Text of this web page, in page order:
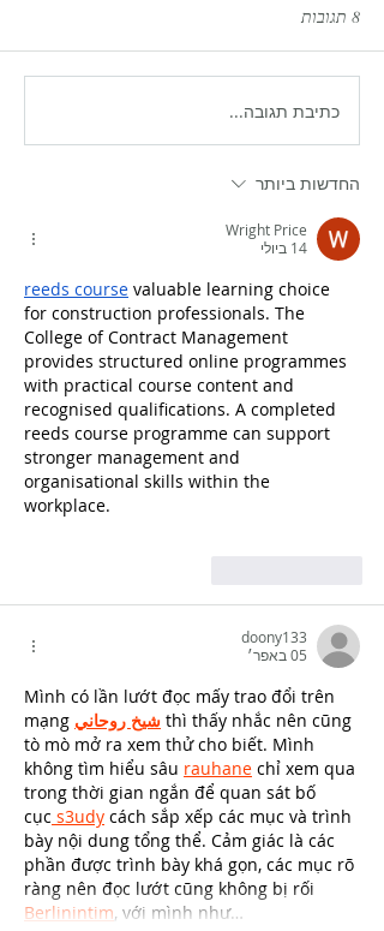
ארוחת ״חלון ההזדמנות״
לספורטאי סבולת- האם קיים
8 תגובות
כתיבת תגובה...
החדשות ביותר
Wright Price
14 ביולי
reeds course valuable learning choice
for construction professionals. The
College of Contract Management
provides structured online programmes
with practical course content and
recognised qualifications. A completed
reeds course programme can support
stronger management and
organisational skills within the
workplace.
doony133
05 באפר׳
Mình có lần lướt đọc mấy trao đổi trên
mạng شيخ روحاني thì thấy nhắc nên cũng
tò mò mở ra xem thử cho biết. Mình
không tìm hiểu sâu rauhane chỉ xem qua
trong thời gian ngắn để quan sát bố
cục s3udy cách sắp xếp các mục và trình
bày nội dung tổng thể. Cảm giác là các
phần được trình bày khá gọn, các mục rõ
ràng nên đọc lướt cũng không bị rối
Berlinintim, với mình như…